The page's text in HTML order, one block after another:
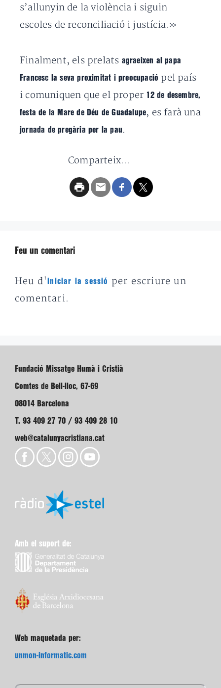
s’allunyin de la violència i siguin
escoles de reconciliació i justícia.»
Finalment, els prelats agraeixen al papa
Francesc la seva proximitat i preocupació pel país
i comuniquen que el proper 12 de desembre,
festa de la Mare de Déu de Guadalupe, es farà una
jornada de pregària per la pau .
Comparteix...
Feu un comentari
Heu d'iniciar la sessió
per escriure un
comentari.
Fundació Missatge Humà i Cristià
Comtes de Bell-lloc, 67-69
08014 Barcelona
T. 93 409 27 70 / 93 409 28 10
web@catalunyacristiana.cat
Amb el suport de:
Web maquetada per:
unmon-informatic.com